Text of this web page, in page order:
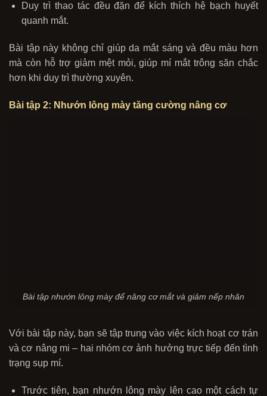
Duy trì thao tác đều đặn để kích thích hệ bạch huyết
quanh mắt.
Bài tập này không chỉ giúp da mắt sáng và đều màu hơn
mà còn hỗ trợ giảm mệt mỏi, giúp mí mắt trông săn chắc
hơn khi duy trì thường xuyên.
Bài tập 2: Nhướn lông mày tăng cường nâng cơ
Bài tập nhướn lông mày để nâng cơ mắt và giảm nếp nhăn
Với bài tập này, bạn sẽ tập trung vào việc kích hoạt cơ trán
và cơ nâng mi – hai nhóm cơ ảnh hưởng trực tiếp đến tình
trạng sụp mí.
Trước tiên, bạn nhướn lông mày lên cao một cách tự